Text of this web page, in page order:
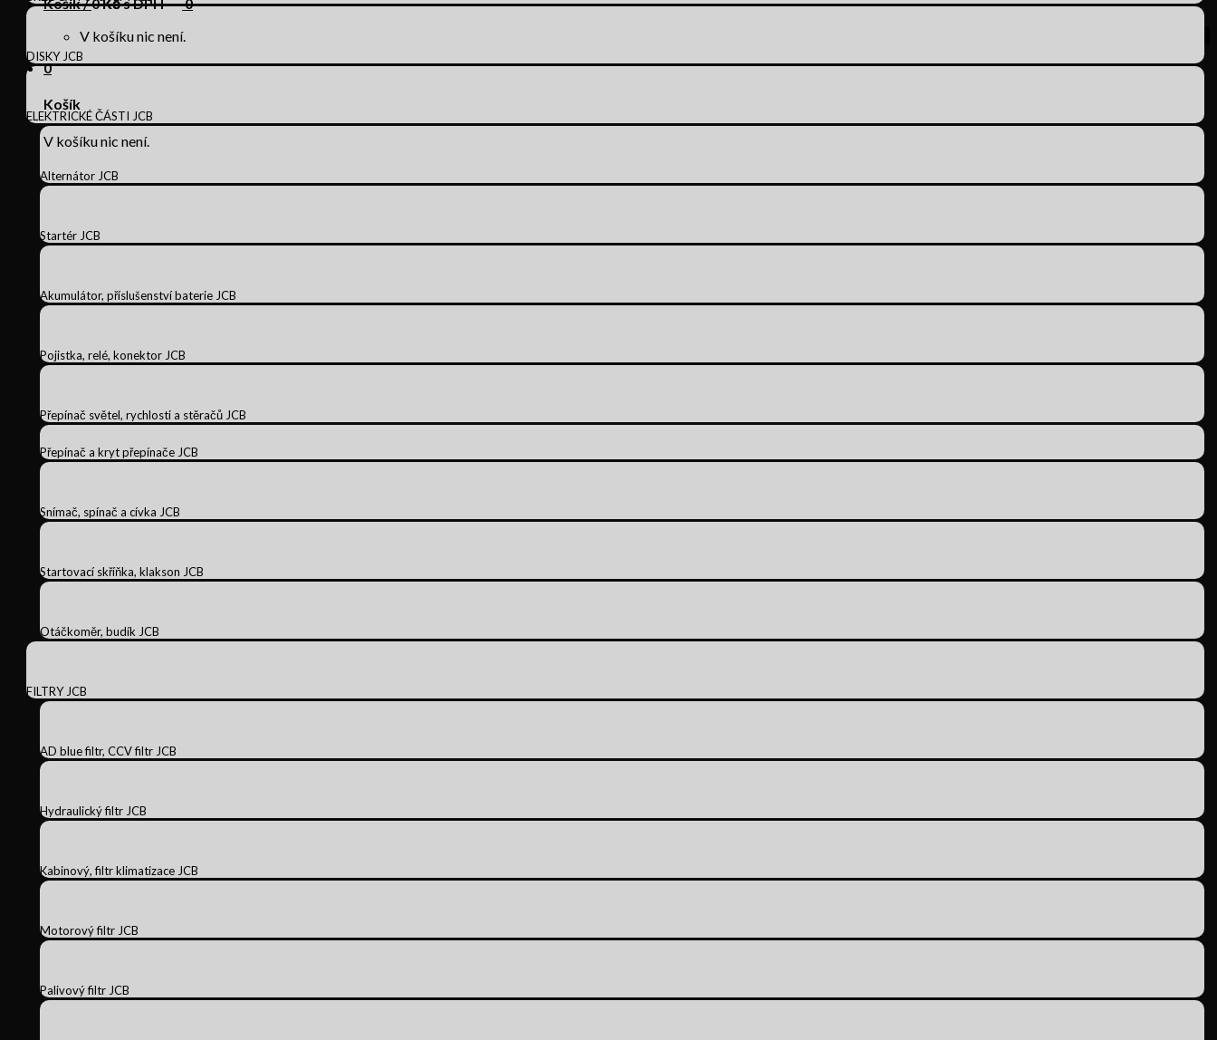
V košíku nic není.
0
Košík
V košíku nic není.
DISKY JCB
ELEKTRICKÉ ČÁSTI JCB
Alternátor JCB
Startér JCB
Akumulátor, příslušenství baterie JCB
Pojistka, relé, konektor JCB
Přepínač světel, rychlosti a stěračů JCB
Přepínač a kryt přepínače JCB
Snímač, spínač a cívka JCB
Startovací skříňka, klakson JCB
Otáčkoměr, budík JCB
FILTRY JCB
AD blue filtr, CCV filtr JCB
Hydraulický filtr JCB
Kabinový, filtr klimatizace JCB
Motorový filtr JCB
Palivový filtr JCB